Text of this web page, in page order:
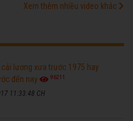
Xem thêm nhiều video khác
lương xưa trước 1975 hay
đến nay
96211
11:33:48 CH